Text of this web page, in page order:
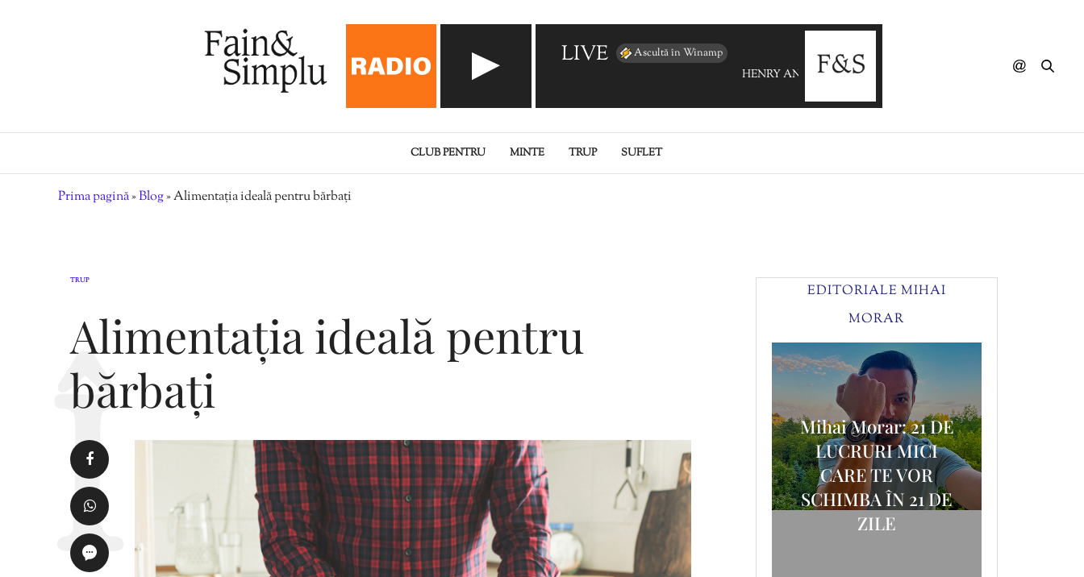
LIVE Ascultă în Winamp
HENRY AND THE WAITER - You And I
CLUB PENTRU MINTE TRUP SUFLET
Prima pagină»Blog»Alimentația ideală pentru bărbați
TRUP
Alimentația ideală pentru
bărbați
EDITORIALE MIHAI
MORAR
Editorial Mihai
Morar: CUM L-AM
SALVAT PE FĂT-
FRUMOS
Mihai Morar: 21 DE
LUCRURI MICI
CARE TE VOR
SCHIMBA ÎN 21 DE
ZILE